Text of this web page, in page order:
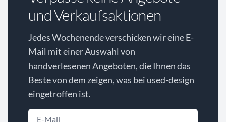
und Verkaufsaktionen
Jedes Wochenende verschicken wir eine E-
Mail mit einer Auswahl von
handverlesenen Angeboten, die Ihnen das
Beste von dem zeigen, was bei used-design
eingetroffen ist.